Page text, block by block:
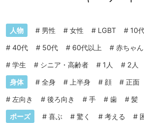
人物 # 男性 # 女性 # LGBT # 10
# 40代 # 50代 # 60代以上 # 赤ちゃん
# 学生 # シニア・高齢者 # 1人 # 2人
身体 # 全身 # 上半身 # 顔 # 正面
# 左向き # 後ろ向き # 手 # 歯 # 髪
ポーズ # 喜ぶ # 驚く # 考える #